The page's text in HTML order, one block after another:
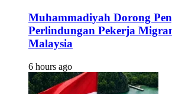
Muhammadiyah Dorong
Perlindungan Pekerja
Malaysia
6 hours ago